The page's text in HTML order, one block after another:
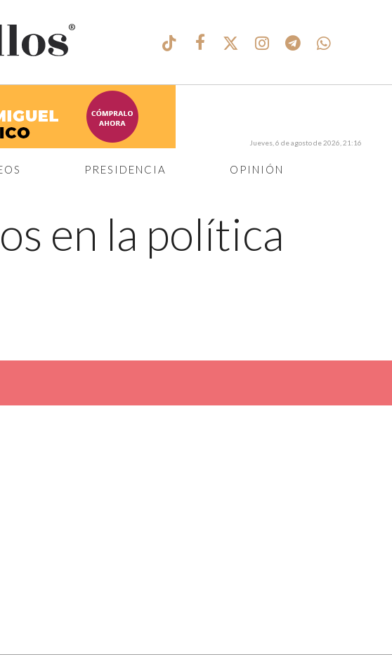
®
PRESIDENCIA OPINIÓN
Jueves, 6 de agosto de 2026, 21:16
en la política